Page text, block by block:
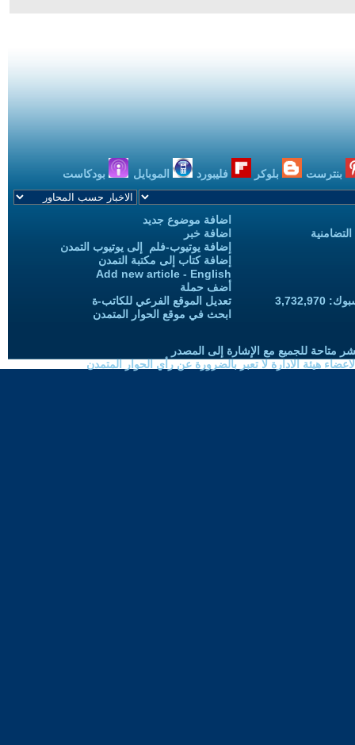
بنترست بلوكر فليبورد الموبايل بودكاست
اضافة موضوع جديد
اضافة خبر
إضافة يوتيوب-فلم إلى يوتيوب التمدن
إضافة كتاب إلى مكتبة التمدن
Add new article - English
أضف حملة
تعديل الموقع الفرعي للكاتب-ة
ابحث في موقع الحوار المتمدن
متاحة للجميع مع الإشارة إلى المصدر
هيئة الادارة لا تعبر بالضرورة عن رأي الحوار المتمدن